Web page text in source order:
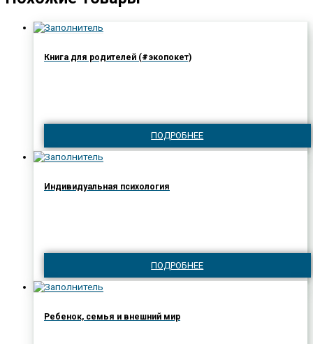
Книга для родителей (#экопокет)
ПОДРОБНЕЕ
Индивидуальная психология
ПОДРОБНЕЕ
Ребенок, семья и внешний мир